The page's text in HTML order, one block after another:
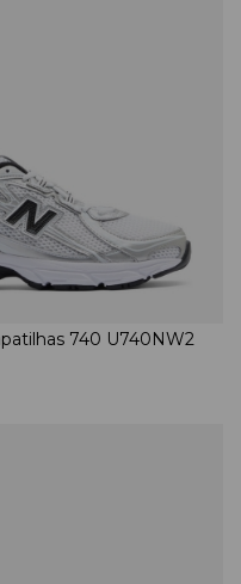
740 U740NW2